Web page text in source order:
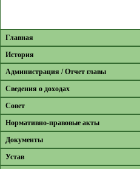
Главная
История
Администрация / Отчет главы
Сведения о доходах
Совет
Нормативно-правовые акты
Документы
Устав